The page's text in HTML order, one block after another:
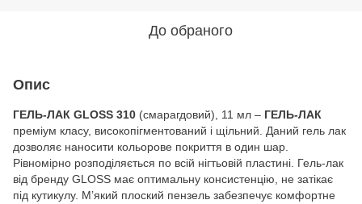
До обраного
Опис
ГЕЛЬ-ЛАК GLOSS 310 (смарагдовий), 11 мл – ГЕЛЬ-ЛАК
преміум класу, високопігментований і щільний. Даний гель лак
дозволяє наносити кольорове покриття в один шар.
Рівномірно розподіляється по всій нігтьовій пластині. Гель-лак
від бренду GLOSS має оптимальну консистенцію, не затікає
під кутикулу. М’який плоский пензель забезпечує комфортне